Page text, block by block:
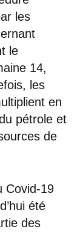
les
le
14,
les
en
pétrole et
de
Covid-19
été
des